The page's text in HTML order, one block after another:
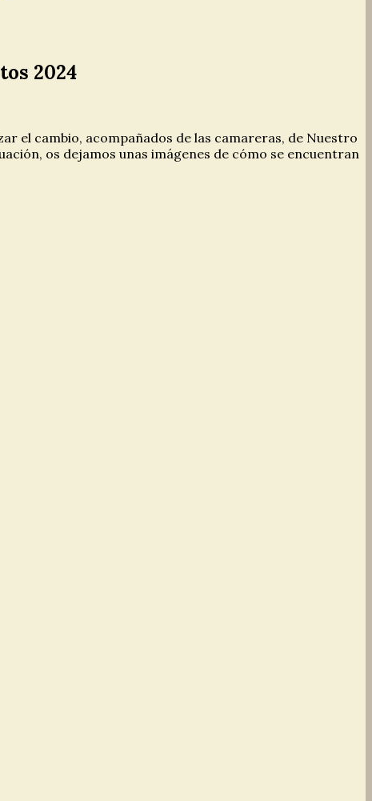
2024
el cambio, acompañados de las camareras, de Nuestro
os dejamos unas imágenes de cómo se encuentran